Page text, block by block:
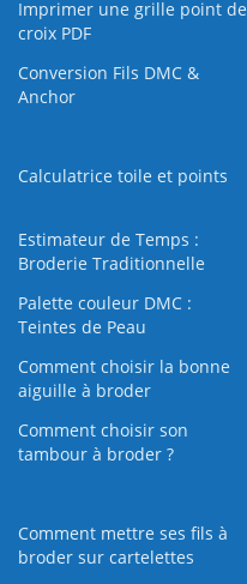
Imprimer une grille point de
croix PDF
Conversion Fils DMC &
Anchor
Calculatrice toile et points
Estimateur de Temps :
Broderie Traditionnelle
Palette couleur DMC :
Teintes de Peau
Comment choisir la bonne
aiguille à broder
Comment choisir son
tambour à broder ?
Comment mettre ses fils à
broder sur cartelettes